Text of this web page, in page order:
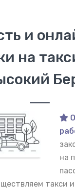
и
на
на
такси